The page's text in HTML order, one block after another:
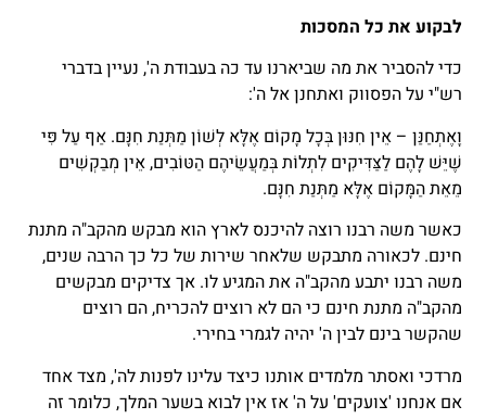
לבקוע את כל המסכות
כדי להסביר את מה שביארנו עד כה בעבודת ה', נעיין בדברי
רש"י על הפסווק ואתחנן אל ה':
וָאֶתְחַנַּן – אֵין חִנּוּן בְּכָל מָקוֹם אֶלָּא לְשׁוֹן מַתְּנַת חִנָּם. אַף עַל פִּי
שֶׁיֵּשׁ לָהֶם לַצַּדִּיקִים לִתְלוֹת בְּמַעֲשֵׂיהֶם הַטּוֹבִים, אֵין מְבַקְשִׁים
מֵאֵת הַמָּקוֹם אֶלָּא מַתְּנַת חִנָּם.
כאשר משה רבנו רוצה להיכנס לארץ הוא מבקש מהקב"ה מתנת
חינם. לכאורה מתבקש שלאחר שירות של כל כך הרבה שנים,
משה רבנו יתבע מהקב"ה את המגיע לו. אך צדיקים מבקשים
מהקב"ה מתנת חינם כי הם לא רוצים להכריח, הם רוצים
שהקשר בינם לבין ה' יהיה לגמרי בחירי.
מרדכי ואסתר מלמדים אותנו כיצד עלינו לפנות לה', מצד אחד
אם אנחנו 'צועקים' על ה' אז אין לבוא בשער המלך, כלומר זה